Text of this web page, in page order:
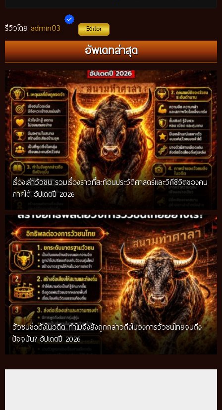
รีวิวโดย admin03 Editor
อัพเดทล่าสุด
เรื่องเล่าวัวชน รวมเรื่องราวที่สะท้อนประวัติศาสตร์และวิถีชีวิตของคน
ภาคใต้ อัปเดตปี 2026
วัวชนชื่อดังในอดีต ทำไมจึงยังถูกกล่าวถึงในวงการวัวชนไทยจนถึง
ปัจจุบัน? อัปเดตปี 2026
กติกาวัวชนสมัยก่อน วิถีการแข่งขันดั้งเดิมที่สืบทอดผ่านภูมิปัญญา
ท้องถิ่น อัปเดตปี 2026